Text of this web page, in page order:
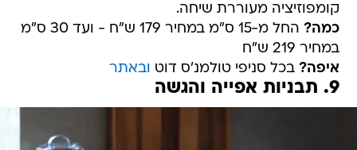
קומפוזיציה מעוררת שיחה.
כמה?
החל מ-15 ס"מ במחיר 179 ש"ח - ועד 30 ס"מ
במחיר 219 ש"ח
איפה? בכל סניפי טולמנ'ס דוט ובאתר
9. תבניות אפייה והגשה